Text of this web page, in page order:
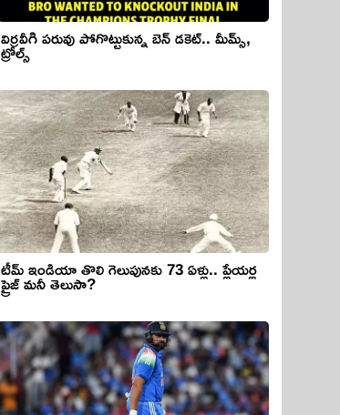
విర్రవీగి పరువు పోగొట్టుకున్న బెన్ డకెట్.. మీమ్స్,
ట్రోల్స్
టీమ్ ఇండియా తొలి గెలుపునకు 73 ఏళ్లు.. ప్లేయర్ల
ప్రైజ్ మనీ తెలుసా?